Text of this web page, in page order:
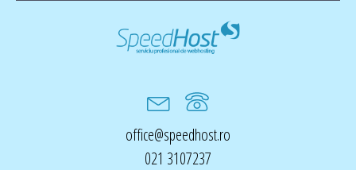
office@speedhost.ro
021 3107237